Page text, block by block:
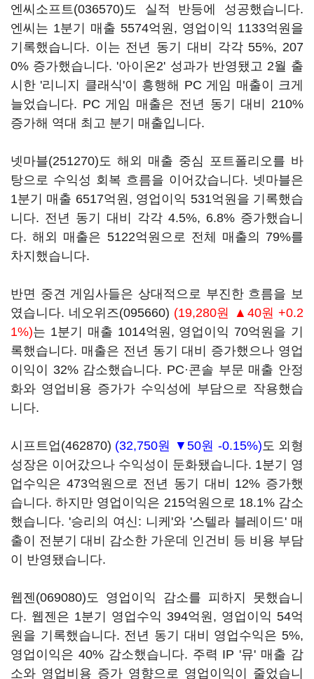
엔씨소프트(036570)도 실적 반등에 성공했습니다.
엔씨는 1분기 매출 5574억원, 영업이익 1133억원을
기록했습니다. 이는 전년 동기 대비 각각 55%, 207
0% 증가했습니다. '아이온2' 성과가 반영됐고 2월 출
시한 '리니지 클래식'이 흥행해 PC 게임 매출이 크게
늘었습니다. PC 게임 매출은 전년 동기 대비 210%
증가해 역대 최고 분기 매출입니다.
넷마블(251270)도 해외 매출 중심 포트폴리오를 바
탕으로 수익성 회복 흐름을 이어갔습니다. 넷마블은
1분기 매출 6517억원, 영업이익 531억원을 기록했습
니다. 전년 동기 대비 각각 4.5%, 6.8% 증가했습니
다. 해외 매출은 5122억원으로 전체 매출의 79%를
차지했습니다.
반면 중견 게임사들은 상대적으로 부진한 흐름을 보
였습니다. 네오위즈(095660) (19,280원 ▲40원 +0.2
1%)는 1분기 매출 1014억원, 영업이익 70억원을 기
록했습니다. 매출은 전년 동기 대비 증가했으나 영업
이익이 32% 감소했습니다. PC·콘솔 부문 매출 안정
화와 영업비용 증가가 수익성에 부담으로 작용했습
니다.
시프트업(462870) (32,750원 ▼50원 -0.15%)도 외형
성장은 이어갔으나 수익성이 둔화됐습니다. 1분기 영
업수익은 473억원으로 전년 동기 대비 12% 증가했
습니다. 하지만 영업이익은 215억원으로 18.1% 감소
했습니다. '승리의 여신: 니케'와 '스텔라 블레이드' 매
출이 전분기 대비 감소한 가운데 인건비 등 비용 부담
이 반영됐습니다.
웹젠(069080)도 영업이익 감소를 피하지 못했습니
다. 웹젠은 1분기 영업수익 394억원, 영업이익 54억
원을 기록했습니다. 전년 동기 대비 영업수익은 5%,
영업이익은 40% 감소했습니다. 주력 IP '뮤' 매출 감
소와 영업비용 증가 영향으로 영업이익이 줄었습니